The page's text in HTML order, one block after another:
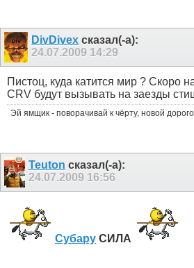
DivDivex сказал(-а):
24.07.2009 14:29
Пистоц, куда катится мир ? Скоро
CRV будут вызывать на заезды
Эй ямщик - поворачивай к чёрту, новой
Teuton сказал(-а):
24.07.2009 16:56
Субару СИЛА